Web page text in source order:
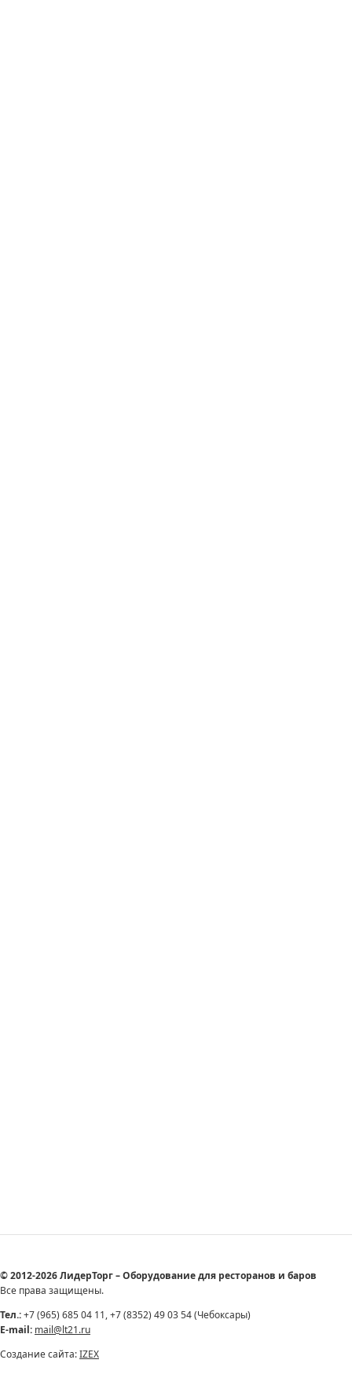
© 2012-2026 ЛидерТорг – Оборудование для ресторанов и баров
Все права защищены.
Тел.:+7 (965) 685 04 11, +7 (8352) 49 03 54 (Чебоксары)
E-mail: mail@lt21.ru
Создание сайта:IZEX